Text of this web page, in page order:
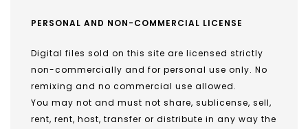
PERSONAL AND NON-COMMERCIAL LICENSE
Digital files sold on this site are licensed strictly
non-commercially and for personal use only. No
remixing and no commercial use allowed.
You may not and must not share, sublicense, sell,
rent, rent, host, transfer or distribute in any way the